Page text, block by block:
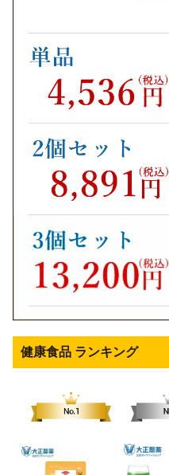
健康食品 ランキング